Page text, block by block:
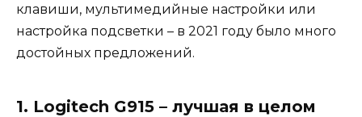
клавиши, мультимедийные настройки или
настройка подсветки – в 2021 году было много
достойных предложений.
1. Logitech G915 – лучшая в целом